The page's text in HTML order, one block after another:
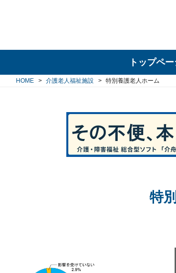
トップペ
HOME 介護老人福祉施設 特別養護老人ホーム
特